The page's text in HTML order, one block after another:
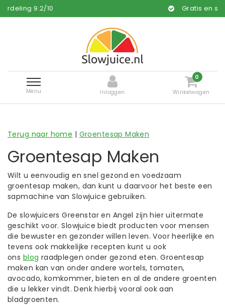
9.2/10 Gratis en snelle
Menu Inloggen
0
Winkelwagen
Terug naar home | Groentesap Maken
Groentesap Maken
Wilt u eenvoudig en snel gezond en voedzaam
groentesap maken, dan kunt u daarvoor het beste een
sapmachine van Slowjuice gebruiken.
De slowjuicers Greenstar en Angel zijn hier uitermate
geschikt voor. Slowjuice biedt producten voor mensen
die bewuster en gezonder willen leven. Voor heerlijke en
tevens ook makkelijke recepten kunt u ook
ons blog raadplegen onder gezond eten. Groentesap
maken kan van onder andere wortels, tomaten,
avocado, komkommer, bieten en al de andere groenten
die u lekker vindt. Denk hierbij vooral ook aan
bladgroenten.